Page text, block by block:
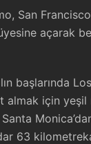
San
açarak
başlarında
için yeşil
63